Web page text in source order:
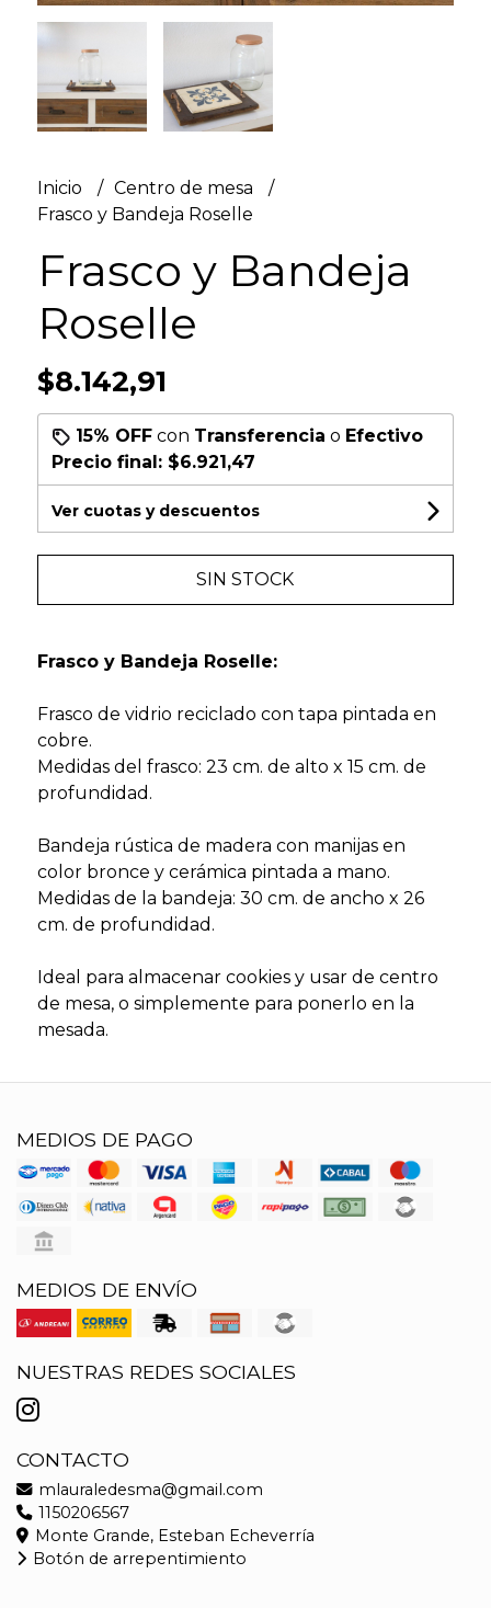
Inicio
Centro de mesa
Frasco y Bandeja Roselle
Frasco y Bandeja
Roselle
$8.142,91
15% OFFcon Transferencia o Efectivo
Precio final: $6.921,47
Ver cuotas y descuentos
SIN STOCK
Frasco y Bandeja Roselle:
Frasco de vidrio reciclado con tapa pintada en
cobre.
Medidas del frasco: 23 cm. de alto x 15 cm. de
profundidad.
Bandeja rústica de madera con manijas en
color bronce y cerámica pintada a mano.
Medidas de la bandeja: 30 cm. de ancho x 26
cm. de profundidad.
Ideal para almacenar cookies y usar de centro
de mesa, o simplemente para ponerlo en la
mesada.
MEDIOS DE PAGO
MEDIOS DE ENVÍO
NUESTRAS REDES SOCIALES
CONTACTO
mlauraledesma@gmail.com
1150206567
Monte Grande, Esteban Echeverría
Botón de arrepentimiento